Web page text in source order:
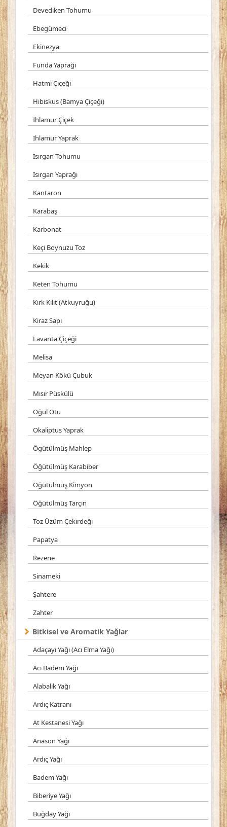
Devediken Tohumu
Ebegümeci
Ekinezya
Funda Yaprağı
Hatmi Çiçeği
Hibiskus (Bamya Çiçeği)
Ihlamur Çiçek
Ihlamur Yaprak
Isırgan Tohumu
Isırgan Yaprağı
Kantaron
Karabaş
Karbonat
Keçi Boynuzu Toz
Kekik
Keten Tohumu
Kırk Kilit (Atkuyruğu)
Kiraz Sapı
Lavanta Çiçeği
Melisa
Meyan Kökü Çubuk
Mısır Püskülü
Oğul Otu
Okaliptus Yaprak
Ögütülmüş Mahlep
Öğütülmüş Karabiber
Öğütülmüş Kimyon
Öğütülmüş Tarçın
Toz Üzüm Çekirdeği
Papatya
Rezene
Sinameki
Şahtere
Zahter
Bitkisel ve Aromatik Yağlar
Adaçayı Yağı (Acı Elma Yağı)
Acı Badem Yağı
Alabalık Yağı
Ardıç Katranı
At Kestanesi Yağı
Anason Yağı
Ardıç Yağı
Badem Yağı
Biberiye Yağı
Buğday Yağı